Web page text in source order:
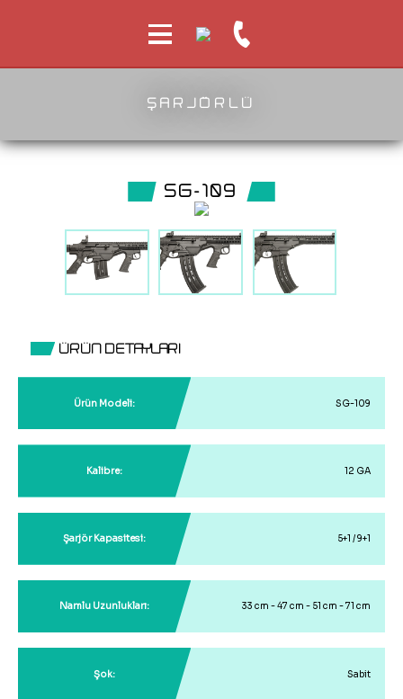
ŞARJÖRLÜ
SG-109
ÜRÜN DETAYLARI
Ürün Modeli: SG-109
Kalibre: 12 GA
Şarjör Kapasitesi: 5+1 / 9+1
Namlu Uzunlukları: 33 cm - 47 cm - 51 cm - 71 cm
Şok: Sabit